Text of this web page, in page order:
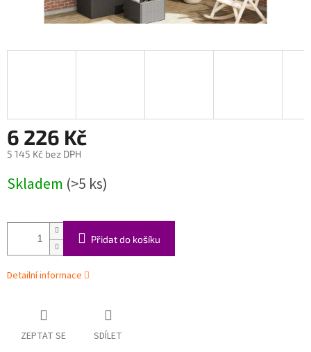
6 226 Kč
5 145 Kč bez DPH
cena:
Skladem (>5 ks)
Přidat do košíku
Detailní informace
ZEPTAT SE SDÍLET